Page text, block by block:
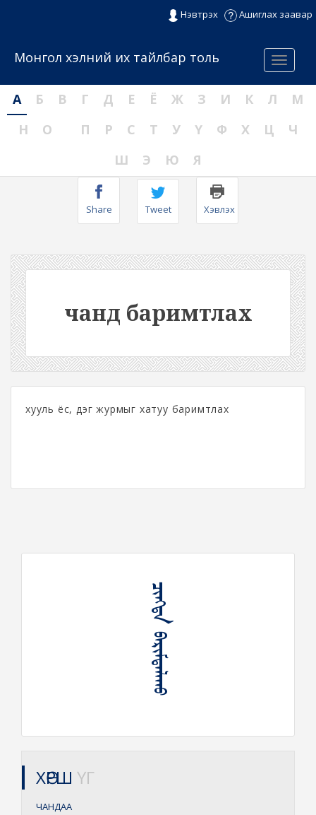
Нэвтрэх Ашиглах заавар
Menu
Монгол хэлний их тайлбар толь
А Б В Г Д Е Ё Ж З И К Л
М
Н
О П Р С Т У Ү Ф Х Ц
Ч
Ш
Э Ю Я
Share Tweet Хэвлэх
чанд баримтлах
хууль ёс, дэг журмыг хатуу баримтлах
ᠴᠢᠩᠳᠠ ᠪᠠᠷᠢᠮᠲᠠᠯᠠᠬᠤ
ХӨРШ ҮГ
ЧАНДАА